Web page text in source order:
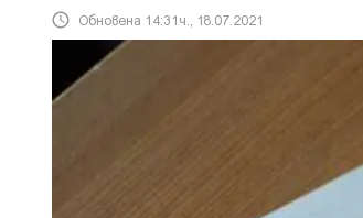
Обновена 14:31ч., 18.07.2021